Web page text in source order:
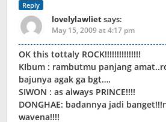
Reply
lovelylawlietsays:
May 15, 2009 at 4:17 pm
OK this tottaly ROCK!!!!!!!!!!!!!!!
KIbum : rambutmu panjang
bajunya agak ga bgt….
SIWON : as always PRINCE!!!!
DONGHAE: badannya jadi
wavena!!!!